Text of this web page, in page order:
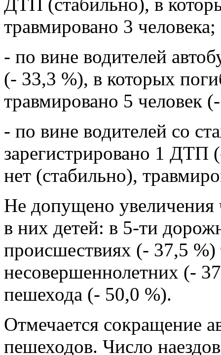
ДТП (стабильно), в
травмировано 3 человека;
- по вине водителей
(- 33,3 %), в которых
травмировано 5 человек
- по вине водителей со
зарегистрировано 1
нет (стабильно),
Не допущено
в них детей: в 5-ти
происшествиях (- 37,5
несовершеннолетних (-
пешехода (- 50,0 %).
Отмечается сокращение
пешеходов. Число